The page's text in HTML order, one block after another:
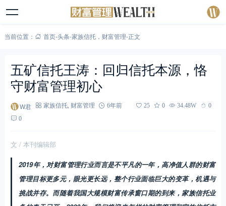
当前位置： 首页-头条-家族信托， 财富管理-正文
五矿信托王涛：回归信托本源，恪
守财富管理初心
W君 家族信托, 财富管理 6年前 25 0 34.48W
0
0
文 / 本刊编辑部
2019年，对财富管理行业而言是不平凡的一年，高净值人群的财富
管理目标更多元，眼光更长远，整个行业面临巨大的变革，机遇与
挑战并存。而随着我国大规模财富传承窗口期的到来，家族信托业